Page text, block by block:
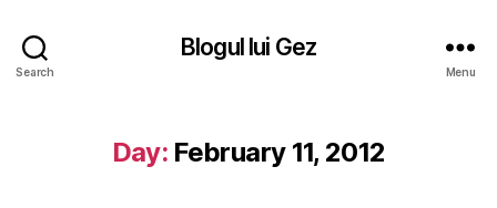
Search
Blogul lui Gez
Menu
Day: February 11, 2012